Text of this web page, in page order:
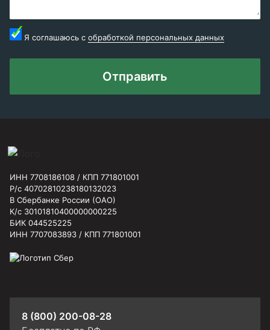
Я соглашаюсь с обработкой персональных данных
Отправить
ИНН 7708186108 / КПП 771801001
Р/с 40702810238180132023
В Сбербанке России (ОАО)
К/с 30101810400000000225
БИК 044525225
ИНН 7707083893 / КПП 771801001
8 (800) 200-08-28